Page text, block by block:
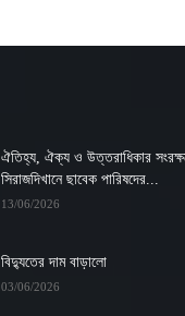
ঐতিহ্য, ঐক্য ও উত্তরাধিকার
সিরাজদিখানে ছাবেক পারিষদের...
13/06/2026
বিদ্যুতের দাম বাড়ালো
03/06/2026